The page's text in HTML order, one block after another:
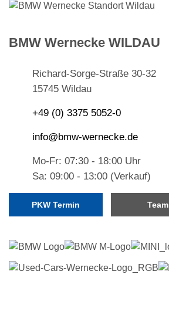
BMW Wernecke WILDAU
Richard-Sorge-Straße 30-32
15745 Wildau
+49 (0) 3375 5052-0
info@bmw-wernecke.de
Mo-Fr: 07:30 - 18:00 Uhr
Sa: 09:00 - 13:00 (Verkauf)
PKW Termin Team